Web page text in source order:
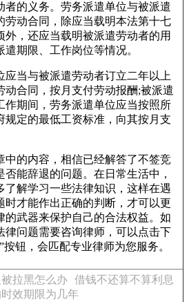
者的义务。劳务派遣单位与被派遣
劳动合同，除应当载明本法第十七
外，还应当载明被派遣劳动者的用
遣期限、工作岗位等情况。
应当与被派遣劳动者订立二年以上
动合同，按月支付劳动报酬;被派遣
作期间，劳务派遣单位应当按照所
规定的最低工资标准，向其按月支
中的内容，相信已经解答了不签竞
否能辞退的问题。在日常生活中，
了解学习一些法律知识，这样在遇
时才能作出正确的判断，才可以更
的武器来保护自己的合法权益。如
律问题需要咨询律师，可以点击下
按钮，会匹配专业律师为您服务。
拉黑怎么办 借钱不还算不算利息
效期限为几年